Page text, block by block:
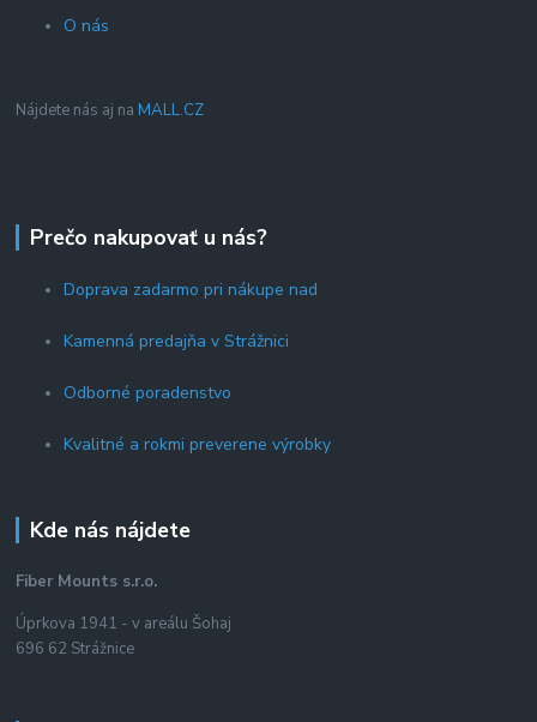
O nás
Nájdete nás aj na MALL.CZ
Prečo nakupovať u nás?
Doprava zadarmo pri nákupe nad
Kamenná predajňa v Strážnici
Odborné poradenstvo
Kvalitné a rokmi preverene výrobky
Kde nás nájdete
Fiber Mounts s.r.o.
Úprkova 1941 - v areálu Šohaj
696 62 Strážnice